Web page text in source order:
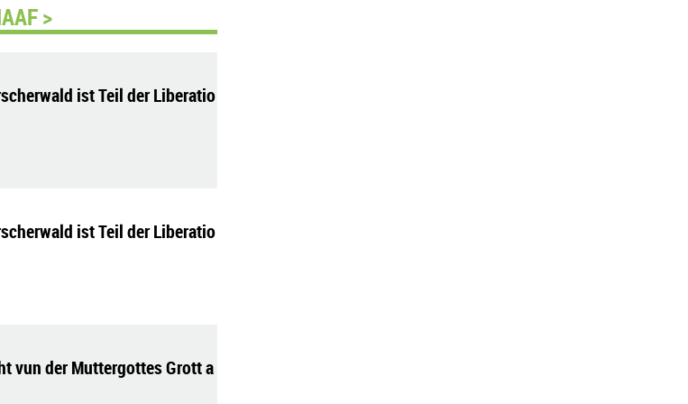
>
ist Teil der Liberatio
ist Teil der Liberatio
vun der Muttergottes Grott a